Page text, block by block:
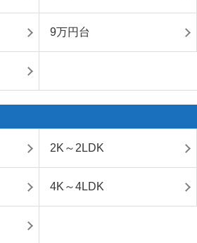
9万円台
2K～2LDK
4K～4LDK